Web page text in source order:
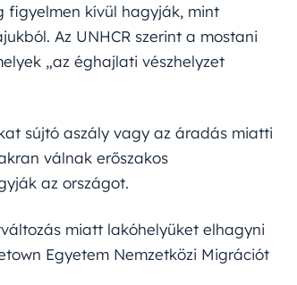
figyelmen kívül hagyják, mint
Az UNHCR szerint a mostani
„az éghajlati vészhelyzet
sújtó aszály vagy az áradás miatti
válnak erőszakos
az országot.
miatt lakóhelyüket elhagyni
Egyetem Nemzetközi Migrációt